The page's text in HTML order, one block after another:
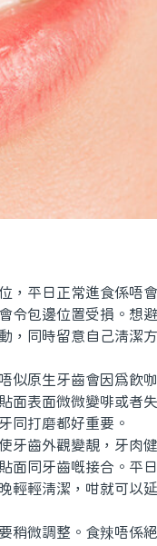
，平日正常進食係唔會
令包邊位置受損。想避
，同時留意自己清潔方
原生牙齒會因為飲咖
面表面微微變啡或者失
同打磨都好重要。
牙齒外觀變靚，牙肉健
面同牙齒嘅接合。平日
輕輕清潔，咁就可以延
稍微調整。食辣唔係絕